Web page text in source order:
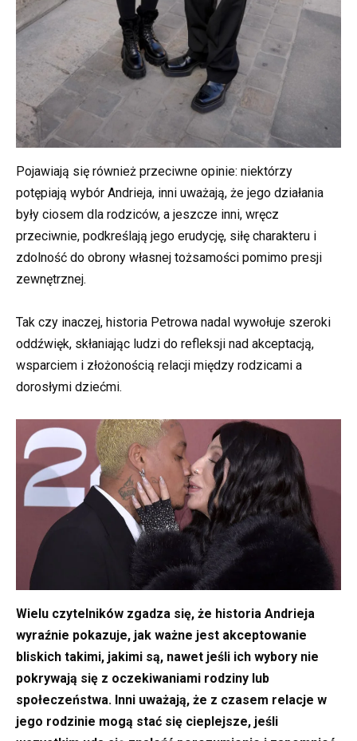
Pojawiają się również przeciwne opinie: niektórzy
potępiają wybór Andrieja, inni uważają, że jego działania
były ciosem dla rodziców, a jeszcze inni, wręcz
przeciwnie, podkreślają jego erudycję, siłę charakteru i
zdolność do obrony własnej tożsamości pomimo presji
zewnętrznej.
Tak czy inaczej, historia Petrowa nadal wywołuje szeroki
oddźwięk, skłaniając ludzi do refleksji nad akceptacją,
wsparciem i złożonością relacji między rodzicami a
dorosłymi dziećmi.
Wielu czytelników zgadza się, że historia Andrieja
wyraźnie pokazuje, jak ważne jest akceptowanie
bliskich takimi, jakimi są, nawet jeśli ich wybory nie
pokrywają się z oczekiwaniami rodziny lub
społeczeństwa. Inni uważają, że z czasem relacje w
jego rodzinie mogą stać się cieplejsze, jeśli